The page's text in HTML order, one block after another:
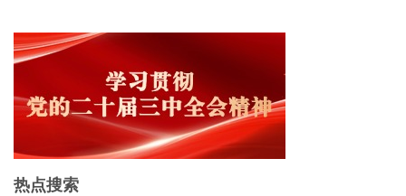
热点搜索